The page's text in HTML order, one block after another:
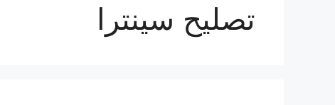
تصليح سينترا